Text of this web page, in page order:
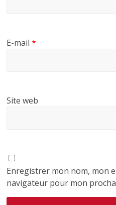
E-mail*
Site web
Enregistrer mon nom, mon
navigateur pour mon